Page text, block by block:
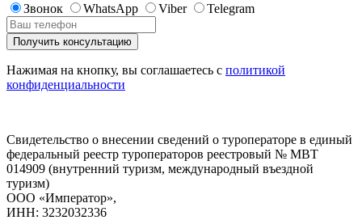
Звонок WhatsApp Viber Telegram
Нажимая на кнопку, вы соглашаетесь с политикой
конфиденциальности
Свидетельство о внесении сведений о туроператоре в единый
федеральный реестр туроператоров реестровый № МВТ
014909 (внутренний туризм, международный въездной
туризм)
ООО «Император»,
ИНН: 3232032336